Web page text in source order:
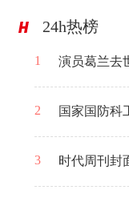
24h热榜
1 演员葛兰去
2 国家国防科
3 时代周刊封